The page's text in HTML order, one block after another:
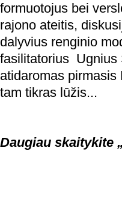
formuotojus bei
rajono ateitis,
dalyvius renginio
fasilitatorius Ugnius
atidaromas
tam tikras lūžis...
Daugiau skaitykite